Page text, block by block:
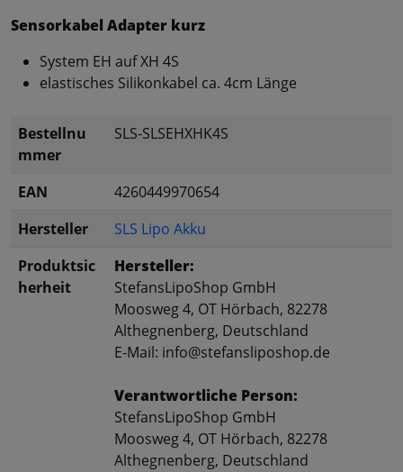
Sensorkabel Adapter kurz
System EH auf XH 4S
elastisches Silikonkabel ca. 4cm Länge
Bestellnu
mmer
SLS-SLSEHXHK4S
EAN
4260449970654
Hersteller
SLS Lipo Akku
Produktsic
herheit
Hersteller:
StefansLipoShop GmbH
Moosweg 4, OT Hörbach, 82278
Althegnenberg, Deutschland
E-Mail: info@stefansliposhop.de
Verantwortliche Person:
StefansLipoShop GmbH
Moosweg 4, OT Hörbach, 82278
Althegnenberg, Deutschland